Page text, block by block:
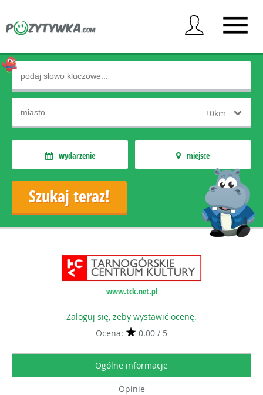
wydarzenie miejsce
www.tck.net.pl
Zaloguj się, żeby wystawić ocenę.
Ocena:
0.00 / 5
Ogólne informacje
Opinie